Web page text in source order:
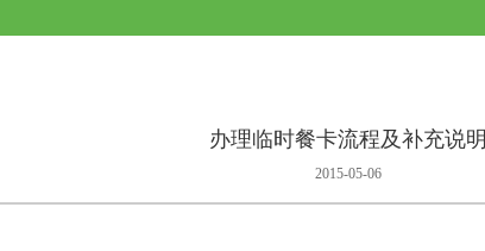
办理临时餐卡流程及补充说明
2015-05-06